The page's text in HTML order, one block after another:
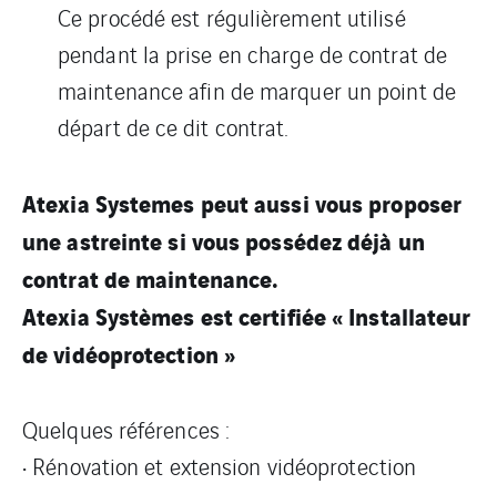
Ce procédé est régulièrement utilisé
pendant la prise en charge de contrat de
maintenance afin de marquer un point de
départ de ce dit contrat.
Atexia Systemes peut aussi vous proposer
une astreinte si vous possédez déjà un
contrat de maintenance.
Atexia Systèmes est certifiée « Installateur
de vidéoprotection »
Quelques références :
• Rénovation et extension vidéoprotection